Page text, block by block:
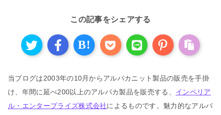
この記事をシェアする
B!
当ブログは2003年の10月からアルパカニット製品の販売を手掛
け、年間に延べ200以上のアルパカ製品を販売する、 インペリア
ル・エンタープライズ株式会社によるものです。魅力的なアルパ